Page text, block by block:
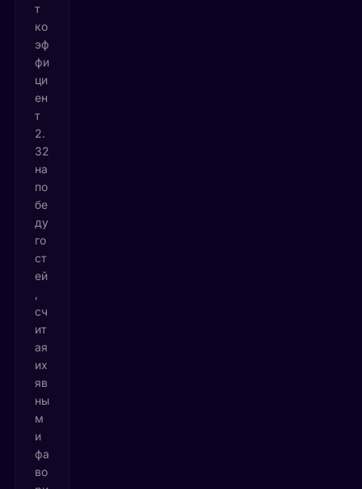
т
ко
эф
фи
ци
ен
т
2.
32
на
по
бе
ду
го
ст
ей
сч
ит
ая
их
яв
ны
м
и
фа
во